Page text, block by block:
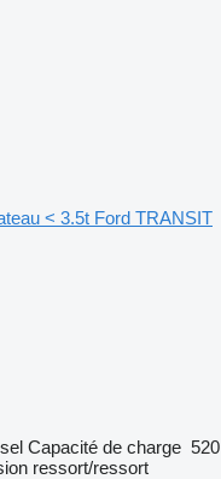
< 3.5t Ford TRANSIT
Capacité de charge 520
ressort/ressort